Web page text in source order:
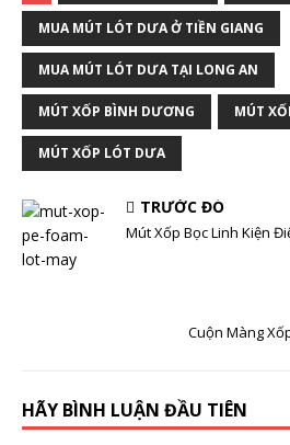
MUA MÚT LÓT DƯA Ở TIỀN GIANG
MUA MÚT LÓT DƯA TẠI LONG AN
MÚT XỐP BÌNH DƯƠNG MÚT
MÚT XỐP LÓT DƯA
TRƯỚC ĐÓ
Mút Xốp Bọc Linh Kiện
Cuộn Màng
HÃY BÌNH LUẬN ĐẦU TIÊN